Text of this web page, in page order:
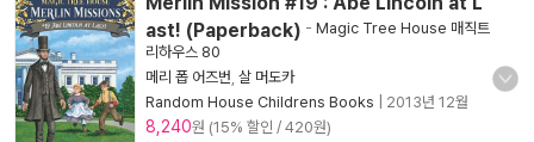
ast! (Paperback) - Magic Tree House 매직트
리하우스 80
메리 폽 어즈번 살 머도카
Random House Childrens Books
2013년 12월
8,240원 (15% 할인 / 420원)